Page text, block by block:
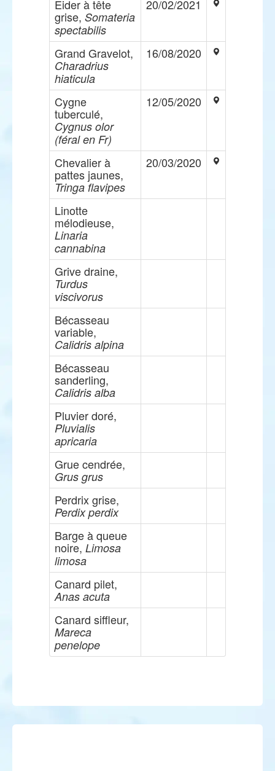
Eider à tête
grise, Somateria
spectabilis
20/02/2021
Grand Gravelot,
Charadrius
hiaticula
16/08/2020
Cygne
tuberculé,
Cygnus olor
(féral en Fr)
12/05/2020
Chevalier à
pattes jaunes,
Tringa flavipes
20/03/2020
Linotte
mélodieuse,
Linaria
cannabina
Grive draine,
Turdus
viscivorus
Bécasseau
variable,
Calidris alpina
Bécasseau
sanderling,
Calidris alba
Pluvier doré,
Pluvialis
apricaria
Grue cendrée,
Grus grus
Perdrix grise,
Perdix perdix
Barge à queue
noire, Limosa
limosa
Canard pilet,
Anas acuta
Canard siffleur,
Mareca
penelope